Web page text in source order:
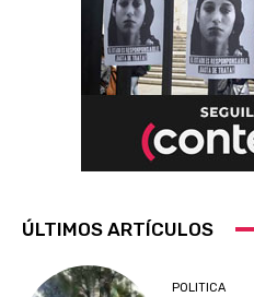
ÚLTIMOS ARTÍCULOS
POLITICA